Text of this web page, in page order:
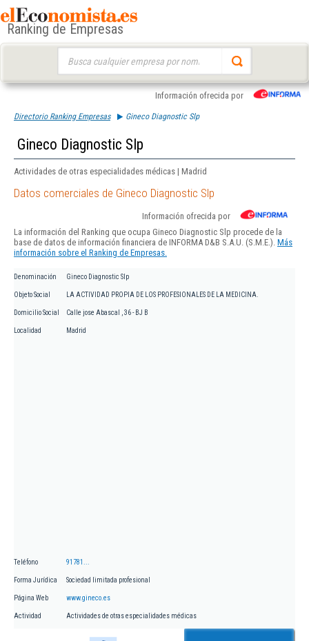
Ranking de Empresas
Información ofrecida por
Directorio Ranking Empresas Gineco Diagnostic Slp
Gineco Diagnostic Slp
Actividades de otras especialidades médicas | Madrid
Datos comerciales de Gineco Diagnostic Slp
Información ofrecida por
La información del Ranking que ocupa Gineco Diagnostic Slp procede de la
base de datos de información financiera de INFORMA D&B S.A.U. (S.M.E.). Más
información sobre el Ranking de Empresas.
Denominación Gineco Diagnostic Slp
Objeto Social LA ACTIVIDAD PROPIA DE LOS PROFESIONALES DE LA MEDICINA.
Domicilio Social Calle jose Abascal , 36 - BJ B
Localidad Madrid
Teléfono 91781...
Forma Jurídica Sociedad limitada profesional
Página Web www.gineco.es
Actividad Actividades de otras especialidades médicas